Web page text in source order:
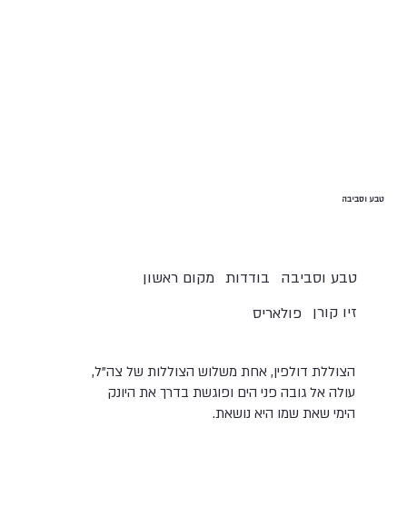
טבע וסביבה
מקום ראשון בודדות
טבע וסביבה
פולאריס זיו קורן
הצוללת דולפין, אחת משלוש הצוללות של צה"ל,
עולה אל גובה פני הים ופוגשת בדרך את היונק
הימי שאת שמו היא נושאת.